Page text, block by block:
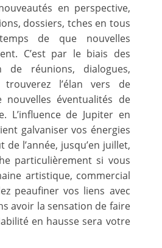
en perspective,
dossiers, tches en tous
de que nouvelles
C’est par le biais des
de réunions, dialogues,
l’élan vers de
nouvelles éventualités de
L’influence de Jupiter en
galvaniser vos énergies
l’année, jusqu’en juillet,
particulièrement si vous
artistique, commercial
peaufiner vos liens avec
avoir la sensation de faire
en hausse sera votre